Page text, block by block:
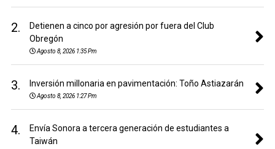
2.
Detienen a cinco por agresión por fuera del Club
Obregón
Agosto 8, 2026 1:35 Pm
3. Inversión millonaria en pavimentación: Toño Astiazarán
Agosto 8, 2026 1:27 Pm
4.
Envía Sonora a tercera generación de estudiantes a
Taiwán